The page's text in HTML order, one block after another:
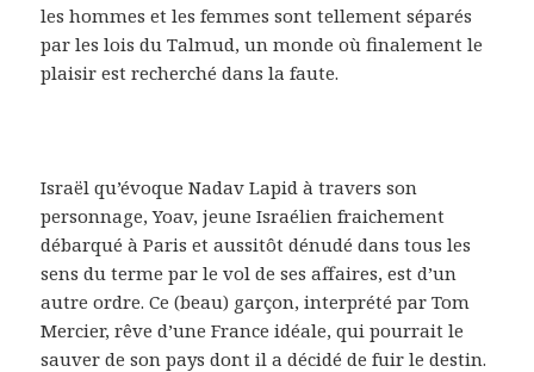
les hommes et les femmes sont tellement séparés
par les lois du Talmud, un monde où finalement le
plaisir est recherché dans la faute.
Israël qu’évoque Nadav Lapid à travers son
personnage, Yoav, jeune Israélien fraichement
débarqué à Paris et aussitôt dénudé dans tous les
sens du terme par le vol de ses affaires, est d’un
autre ordre. Ce (beau) garçon, interprété par Tom
Mercier, rêve d’une France idéale, qui pourrait le
sauver de son pays dont il a décidé de fuir le destin.